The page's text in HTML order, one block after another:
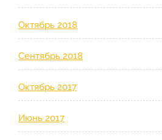
Октябрь 2018
Сентябрь 2018
Октябрь 2017
Июнь 2017